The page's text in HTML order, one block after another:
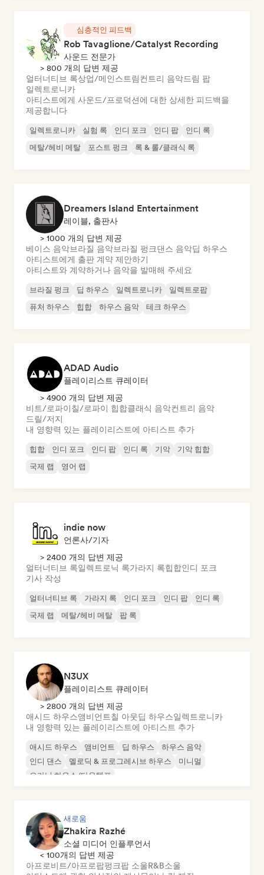
심층적인 피드백
Rob Tavaglione/Catalyst Recording
사운드 전문가
> 800 개의 답변 제공
얼터너티브 록상업/메인스트림컨트리 음악드림 팝
일렉트로니카
아티스트에게 사운드/프로덕션에 대한 상세한 피드백을
제공합니다
일렉트로니카 실험 록 인디 포크 인디 팝
인디 록
메탈/헤비 메탈
포스트 펑크 록 & 롤/클래식 록
Dreamers Island Entertainment
레이블, 출판사
> 1000 개의 답변 제공
베이스 음악브라질 음악브라질 펑크댄스 음악딥 하우스
아티스트에게 출판 계약 제안하기
아티스트와 계약하거나 음악을 발매해 주세요
브라질 펑크 딥 하우스 일렉트로니카
일렉트로팝
퓨처 하우스
힙합 하우스 음악 테크 하우스
ADAD Audio
플레이리스트 큐레이터
> 4900 개의 답변 제공
비트/로파이칠/로파이 힙합클래식 음악컨트리 음악
드릴/저지
내 영향력 있는 플레이리스트에 아티스트 추가
힙합 인디 포크 인디 팝 인디 록 기악
기악 힙합
국제 랩
영어 랩
indie now
언론사/기자
> 2400 개의 답변 제공
얼터너티브 록일렉트로닉 록가라지 록힙합인디 포크
기사 작성
얼터너티브 록 가라지 록 인디 포크 인디 팝
인디 록
국제 랩
메탈/헤비 메탈 팝 록
N3UX
플레이리스트 큐레이터
> 2800 개의 답변 제공
애시드 하우스앰비언트칠 아웃딥 하우스일렉트로니카
내 영향력 있는 플레이리스트에 아티스트 추가
애시드 하우스 앰비언트 딥 하우스
하우스 음악
인디 댄스
멜로딕 & 프로그레시브 하우스
미니멀
오가닉 하우스/다운템포
새로움
Zhakira Razhé
소셜 미디어 인플루언서
< 100개의 답변 제공
아프로비트/아프로팝펑크팝 소울R&B소울